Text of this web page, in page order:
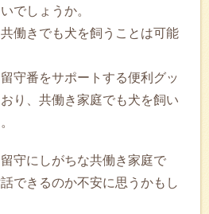
でしょうか。
働きでも犬を飼うことは可能
守番をサポートする便利グッ
り、共働き家庭でも犬を飼い
守にしがちな共働き家庭で
できるのか不安に思うかもし